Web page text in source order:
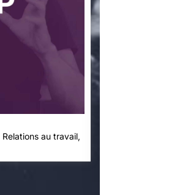
Relations au travail,